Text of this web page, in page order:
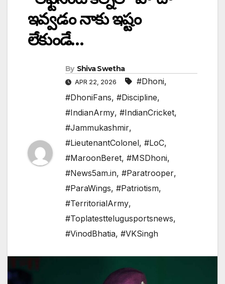
ఇవ్వడం నాకు ఇష్టం
లేకుండే…
By Shiva Swetha
APR 22, 2026 #Dhoni,
#DhoniFans, #Discipline,
#IndianArmy, #IndianCricket,
#Jammukashmir,
#LieutenantColonel, #LoC,
#MaroonBeret, #MSDhoni,
#News5am.in, #Paratrooper,
#ParaWings, #Patriotism,
#TerritorialArmy,
#Toplatesttelugusportsnews,
#VinodBhatia, #VKSingh